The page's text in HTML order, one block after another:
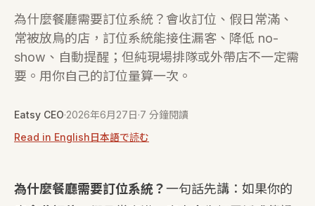
為什麼餐廳需要訂位系統？會收訂位、假日常滿、
常被放鳥的店，訂位系統能接住漏客、降低 no-
show、自動提醒；但純現場排隊或外帶店不一定需
要。用你自己的訂位量算一次。
Eatsy CEO·2026年6月27日·7 分鐘閱讀
Read in English日本語で読む
為什麼餐廳需要訂位系統？一句話先講：如果你的